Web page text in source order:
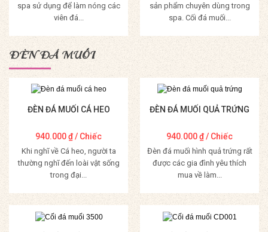
spa sử dụng để làm nóng các
viên đá...
Mua Hàng
sản phẩm chuyên dùng trong
spa. Cối đá muối...
Mua Hàng
ĐÈN ĐÁ MUỐI
ĐÈN ĐÁ MUỐI CÁ HEO
940.000₫/ Chiếc
Khi nghĩ về Cá heo, người ta
thường nghĩ đến loài vật sống
trong đại...
Mua Hàng
ĐÈN ĐÁ MUỐI QUẢ TRỨNG
940.000₫/ Chiếc
Đèn đá muối hình quả trứng rất
được các gia đình yêu thích
mua về làm...
Mua Hàng